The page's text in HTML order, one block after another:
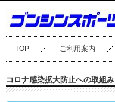
TOP ご利用案内
コロナ感染拡大防止への取組み